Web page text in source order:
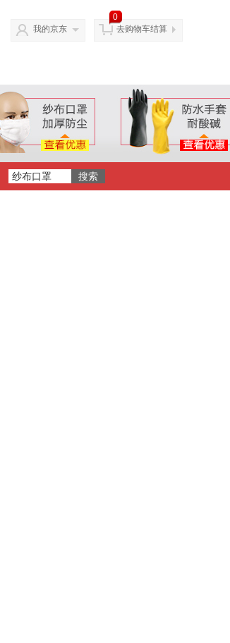
我的京东
0
去购物车结算